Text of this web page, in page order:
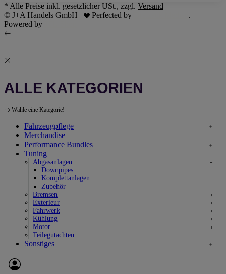
* Alle Preise inkl. gesetzlicher USt., zzgl. Versand
© J+A Handels GmbH
Perfected by
.
Powered by
ALLE KATEGORIEN
Wähle eine Kategorie!
Fahrzeugpflege
Merchandise
Performance Bundles
Tuning
Abgasanlagen
Downpipes
Komplettanlagen
Zubehör
Bremsen
Exterieur
Fahrwerk
Kühlung
Motor
Teilegutachten
Sonstiges